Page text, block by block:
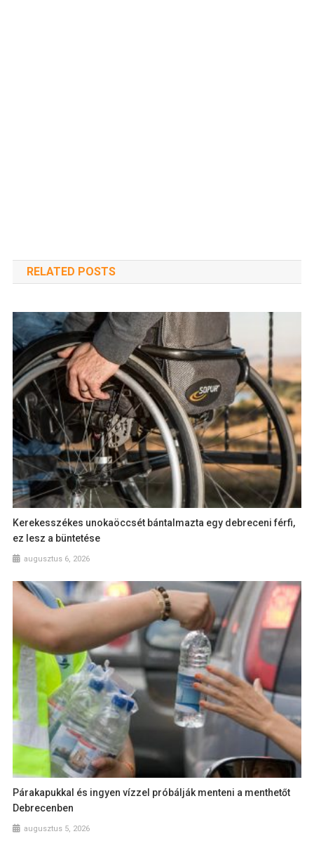
RELATED POSTS
Kerekesszékes unokaöccsét bántalmazta egy debreceni férfi,
ez lesz a büntetése
augusztus 6, 2026
Párakapukkal és ingyen vízzel próbálják menteni a menthetőt
Debrecenben
augusztus 5, 2026